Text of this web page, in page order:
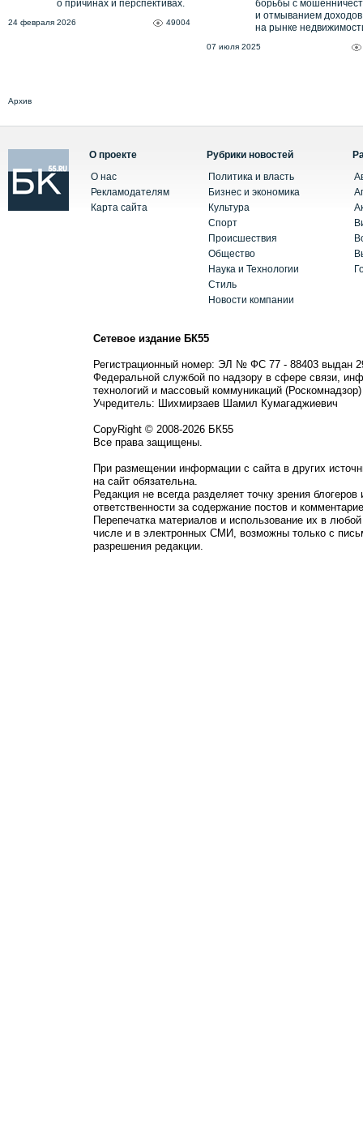
о причинах и перспективах.
24 февраля 2026 49004
борьбы с
и отмыванием доходов
на рынке
07 июля 2025
Архив
О проекте
О нас
Рекламодателям
Карта сайта
Рубрики новостей
Политика и власть
Бизнес и экономика
Культура
Спорт
Происшествия
Общество
Наука и Технологии
Стиль
Новости компании
Сетевое издание БК55
Регистрационный номер: ЭЛ № ФС 77 - 88403 выдан
Федеральной службой по надзору в сфере связи,
технологий и массовый коммуникаций (Роскомнадзор)
Учредитель: Шихмирзаев Шамил Кумагаджиевич
CopyRight © 2008-2026 БК55
Все права защищены.
При размещении информации с сайта в других
на сайт обязательна.
Редакция не всегда разделяет точку зрения блогеров
ответственности за содержание постов и
Перепечатка материалов и использование их в
числе и в электронных СМИ, возможны только с
разрешения редакции.